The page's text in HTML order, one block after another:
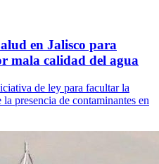
en Jalisco para
mala calidad del agua
de ley para facultar la
presencia de contaminantes en